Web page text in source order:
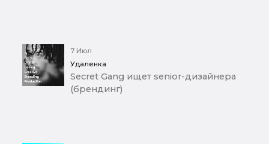
7 Июл
Удаленка
Secret Gang ищет senior-дизайнера
(брендинг)